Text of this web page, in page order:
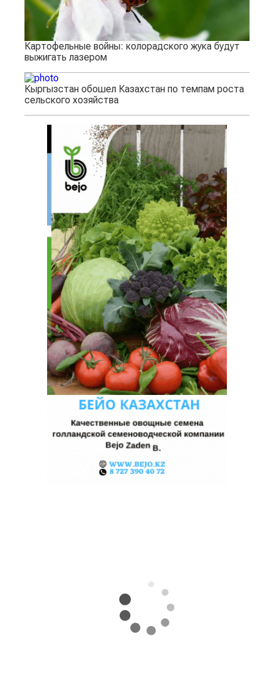
Картофельные войны: колорадского жука будут
выжигать лазером
Кыргызстан обошел Казахстан по темпам роста
сельского хозяйства